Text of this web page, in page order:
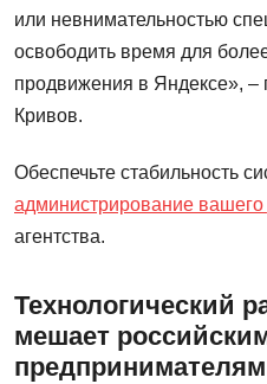
или невнимательностью
освободить время для
продвижения в Яндексе», –
Кривов.
Обеспечьте стабильность
администрирование вашего
агентства.
Технологический
мешает
предпринимателям